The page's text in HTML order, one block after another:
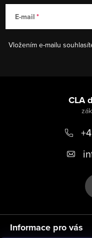
E-mail
Vložením e-mailu
Informace pro vás
CLA